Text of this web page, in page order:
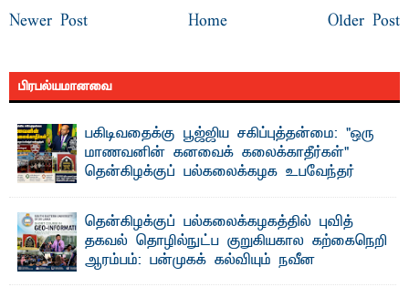
Newer Post Older Post
Home
பிரபல்யமானவை
பகிடிவதைக்கு பூஜ்ஜிய சகிப்புத்தன்மை: "ஒரு
மாணவனின் கனவைக் கலைக்காதீர்கள்" –
தென்கிழக்குப் பல்கலைக்கழக உபவேந்தர்
"ஒ ரு மாணவனின் அல்லது மாணவியின் கனவு என்னால்
கலைக்கப்படாது" என்ற உறுதியை ஒவ்வொரு மாணவரும் ...
தென்கிழக்குப் பல்கலைக்கழகத்தில் புவித்
தகவல் தொழில்நுட்ப குறுகியகால கற்கைநெறி
ஆரம்பம்: பன்முகக் கல்வியும் நவீன